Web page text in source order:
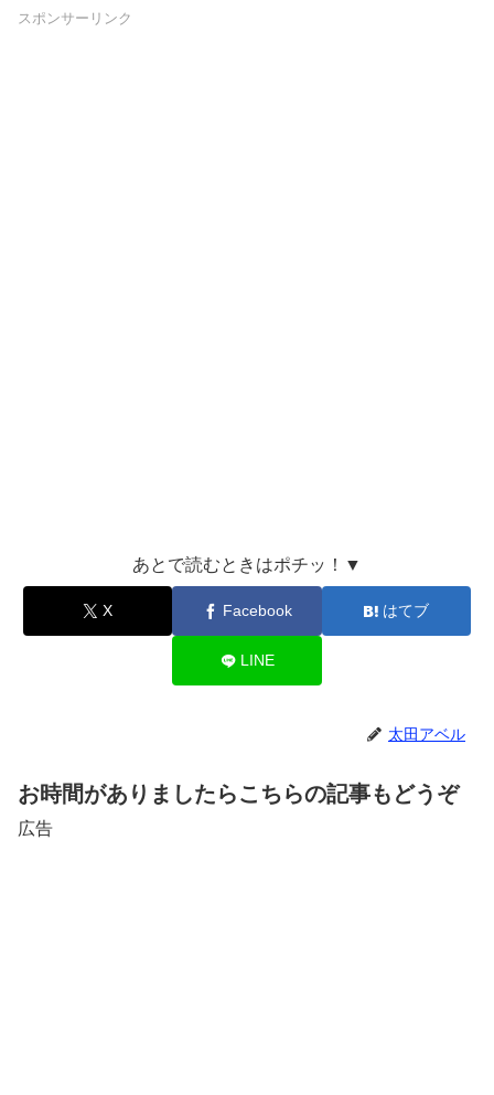
スポンサーリンク
あとで読むときはポチッ！▼
X Facebook はてブ
LINE
太田アベル
お時間がありましたらこちらの記事もどうぞ
広告